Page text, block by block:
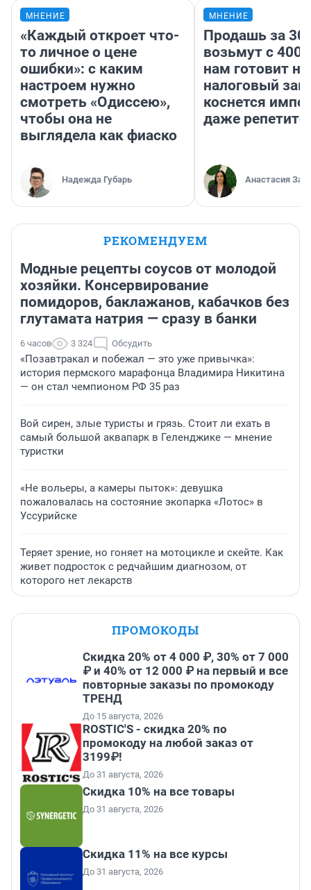
МНЕНИЕ
«Каждый откроет что-
то личное о цене
ошибки»: с каким
настроем нужно
смотреть «Одиссею»,
чтобы она не
выглядела как фиаско
Надежда Губарь
МНЕНИЕ
Продашь за
возьмут с
нам готовит
налоговый
коснется
даже
Анастасия
РЕКОМЕНДУЕМ
Модные рецепты соусов от молодой
хозяйки. Консервирование
помидоров, баклажанов, кабачков без
глутамата натрия — сразу в банки
6 часов 3 324 Обсудить
«Позавтракал и побежал — это уже привычка»:
история пермского марафонца Владимира Никитина
— он стал чемпионом РФ 35 раз
Вой сирен, злые туристы и грязь. Стоит ли ехать в
самый большой аквапарк в Геленджике — мнение
туристки
«Не вольеры, а камеры пыток»: девушка
пожаловалась на состояние экопарка «Лотос» в
Уссурийске
Теряет зрение, но гоняет на мотоцикле и скейте. Как
живет подросток с редчайшим диагнозом, от
которого нет лекарств
ПРОМОКОДЫ
Скидка 20% от 4 000 ₽, 30% от 7 000
₽ и 40% от 12 000 ₽ на первый и все
повторные заказы по промокоду
ТРЕНД
До 15 августа, 2026
ROSTIC'S - скидка 20% по
промокоду на любой заказ от
3199₽!
До 31 августа, 2026
Скидка 10% на все товары
До 31 августа, 2026
Скидка 11% на все курсы
До 31 августа, 2026